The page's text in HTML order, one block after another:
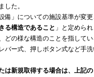
した。
」についての施設基準が変更
る構造であること 」と定められ
どの様な構造のことを指してい
バー式、押しボタン式など手
は新規取得する場合は、上記